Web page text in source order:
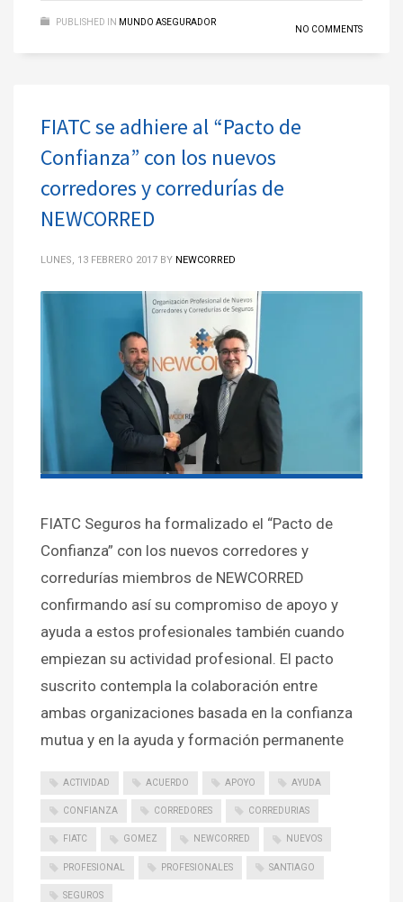
PUBLISHED IN MUNDO ASEGURADOR
NO COMMENTS
FIATC se adhiere al “Pacto de
Confianza” con los nuevos
corredores y corredurías de
NEWCORRED
LUNES, 13 FEBRERO 2017 BY NEWCORRED
FIATC Seguros ha formalizado el “Pacto de
Confianza” con los nuevos corredores y
corredurías miembros de NEWCORRED
confirmando así su compromiso de apoyo y
ayuda a estos profesionales también cuando
empiezan su actividad profesional. El pacto
suscrito contempla la colaboración entre
ambas organizaciones basada en la confianza
mutua y en la ayuda y formación permanente
ACTIVIDAD ACUERDO APOYO AYUDA
CONFIANZA CORREDORES CORREDURIAS
FIATC GOMEZ NEWCORRED NUEVOS
PROFESIONAL PROFESIONALES SANTIAGO
SEGUROS